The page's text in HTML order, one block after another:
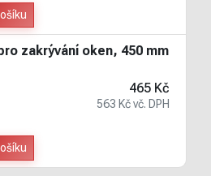
zakrývání oken, 450 mm
465 Kč
563 Kč vč. DPH